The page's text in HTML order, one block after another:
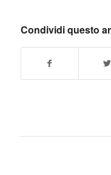
Condividi questo